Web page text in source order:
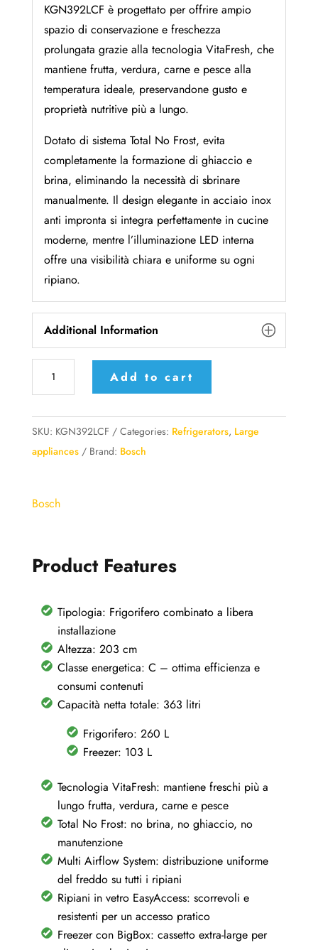
KGN392LCF è progettato per offrire ampio
spazio di conservazione e freschezza
prolungata grazie alla tecnologia VitaFresh, che
mantiene frutta, verdura, carne e pesce alla
temperatura ideale, preservandone gusto e
proprietà nutritive più a lungo.
Dotato di sistema Total No Frost, evita
completamente la formazione di ghiaccio e
brina, eliminando la necessità di sbrinare
manualmente. Il design elegante in acciaio inox
anti impronta si integra perfettamente in cucine
moderne, mentre l’illuminazione LED interna
offre una visibilità chiara e uniforme su ogni
ripiano.
Additional Information
4
Frigo
libera
cm
look,
No
Frost
KGN392LCF
quantity
Add to cart
SKU: KGN392LCF Categories: Refrigerators, Large
appliances
Brand: Bosch
Bosch
Product Features
Tipologia: Frigorifero combinato a libera
installazione
Altezza: 203 cm
Classe energetica: C – ottima efficienza e
consumi contenuti
Capacità netta totale: 363 litri
Frigorifero: 260 L
Freezer: 103 L
Tecnologia VitaFresh: mantiene freschi più a
lungo frutta, verdura, carne e pesce
Total No Frost: no brina, no ghiaccio, no
manutenzione
Multi Airflow System: distribuzione uniforme
del freddo su tutti i ripiani
Ripiani in vetro EasyAccess: scorrevoli e
resistenti per un accesso pratico
Freezer con BigBox: cassetto extra-large per